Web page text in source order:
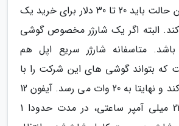
دلیل کاربر در بدترین حالت باید 20 تا 30 دلار برای خرید یک
کند. البته اگر یک شارژر مخصوص گوشی
متاسفانه شارژر سریع اپل هم
که بتواند گوشی های این شرکت را با
سرعت خوبی شارژ کند و نهایتا به 20 وات می رسد. آیفون 12
مینی با باتری 2227 میلی آمپر ساعتی، در مدت حدودا 1